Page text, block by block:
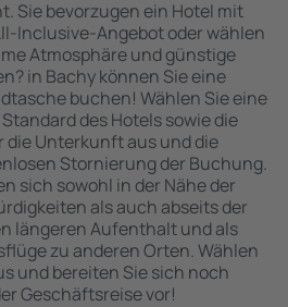
Sie bevorzugen ein Hotel mit
Inclusive-Angebot oder wählen
Atmosphäre und günstige
in Bachy können Sie eine
buchen! Wählen Sie eine
des Hotels sowie die
Unterkunft aus und die
Stornierung der Buchung.
sich sowohl in der Nähe der
als auch abseits der
längeren Aufenthalt und als
zu anderen Orten. Wählen
und bereiten Sie sich noch
Geschäftsreise vor!